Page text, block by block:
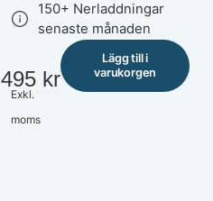
150+ Nerladdningar
senaste månaden
495 kr
Exkl.
moms
Lägg till i
varukorgen